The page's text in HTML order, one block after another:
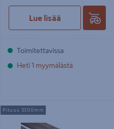
Lue lisää
Toimitettavissa
Heti 1 myymälästä
Terassilauta Thermory
lämpökäsitelty mänty 26x115x3300
Pituus 3300mm